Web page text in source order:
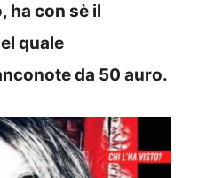
ha con sè il
quale
da 50 auro.